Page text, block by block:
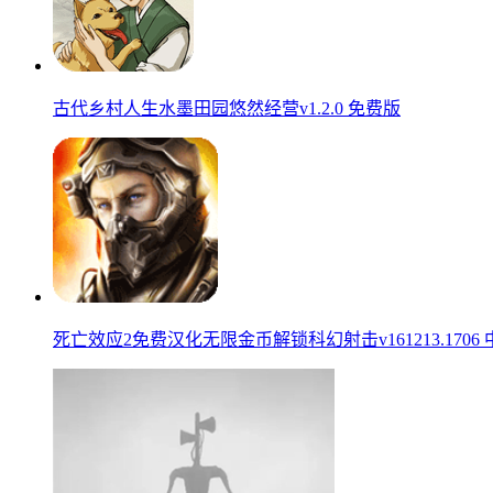
古代乡村人生水墨田园悠然经营v1.2.0 免费版
死亡效应2免费汉化无限金币解锁科幻射击v161213.1706